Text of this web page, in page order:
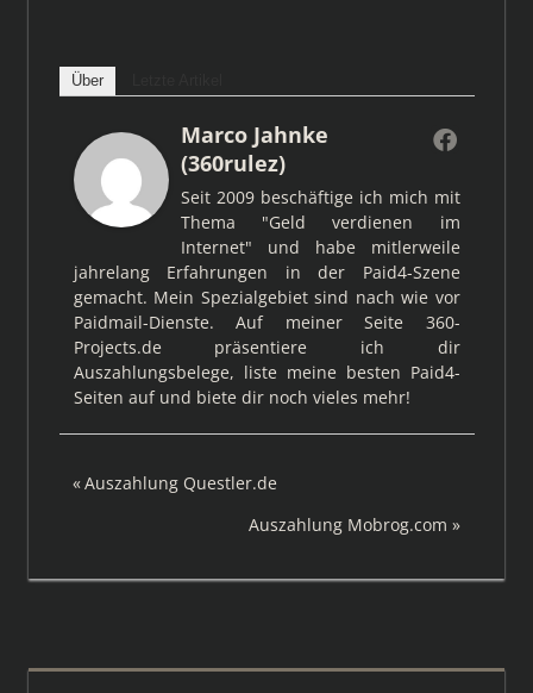
Über
Marco Jahnke
(360rulez)
Seit 2009 beschäftige ich mich mit
Thema "Geld verdienen im
Internet" und habe mitlerweile
jahrelang Erfahrungen in der Paid4-Szene
gemacht. Mein Spezialgebiet sind nach wie vor
Paidmail-Dienste. Auf meiner Seite 360-
Projects.de präsentiere ich dir
Auszahlungsbelege, liste meine besten Paid4-
Seiten auf und biete dir noch vieles mehr!
Beitragsnavigation
Vorheriger
Auszahlung Questler.de
Nächster
Auszahlung Mobrog.com